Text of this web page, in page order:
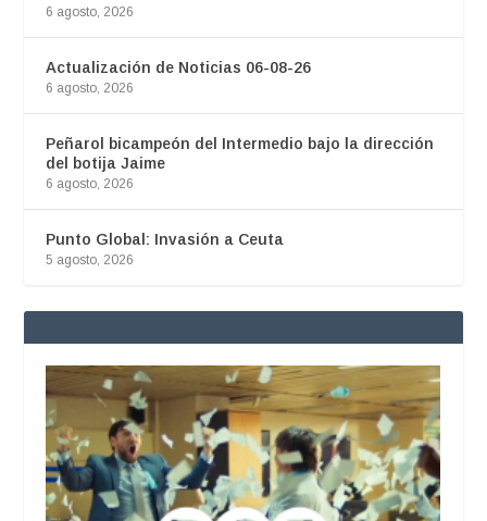
6 agosto, 2026
Actualización de Noticias 06-08-26
6 agosto, 2026
Peñarol bicampeón del Intermedio bajo la dirección
del botija Jaime
6 agosto, 2026
Punto Global: Invasión a Ceuta
5 agosto, 2026